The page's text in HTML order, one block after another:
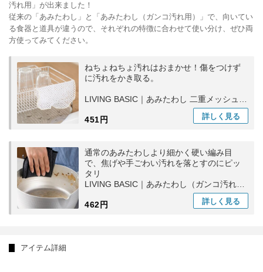
汚れ用」が出来ました！
従来の「あみたわし」と「あみたわし（ガンコ汚れ用）」で、向いてい
る食器と道具が違うので、それぞれの特徴に合わせて使い分け、ぜひ両
方使ってみてください。
ねちょねちょ汚れはおまかせ！傷をつけず
に汚れをかき取る。
LIVING BASIC｜あみたわし 二重メッシュ
紐付き キッチン用品 洗い物 食器洗い 日本
製
451円 詳しく 見る
通常のあみたわしより細かく硬い編み目
で、焦げや手ごわい汚れを落とすのにピッ
タリ
LIVING BASIC｜あみたわし（ガンコ汚れ
用）台所用日 食器洗い ギフト
462円
詳しく 見る
アイテム詳細